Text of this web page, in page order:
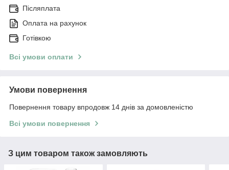
Післяплата
Оплата на рахунок
Готівкою
Всі умови оплати
Умови повернення
Повернення товару впродовж 14 днів за домовленістю
Всі умови повернення
З цим товаром також замовляють